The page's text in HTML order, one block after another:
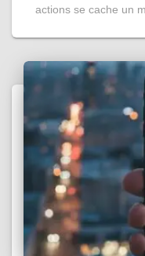
actions se cache un